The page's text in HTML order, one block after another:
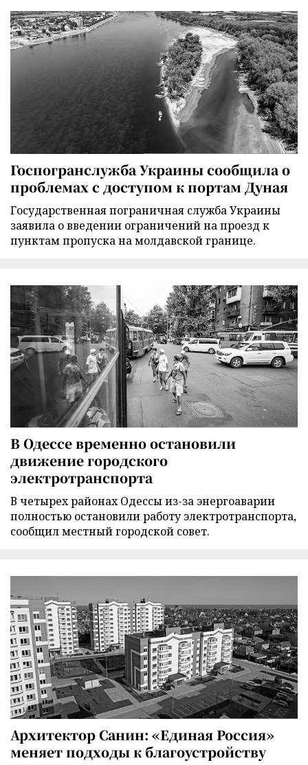
Госпогранслужба Украины сообщила о
проблемах с доступом к портам Дуная
Государственная пограничная служба Украины
заявила о введении ограничений на проезд к
пунктам пропуска на молдавской границе.
В Одессе временно остановили
движение городского
электротранспорта
В четырех районах Одессы из-за энергоаварии
полностью остановили работу электротранспорта,
сообщил местный городской совет.
Архитектор Санин: «Единая Россия»
меняет подходы к благоустройству